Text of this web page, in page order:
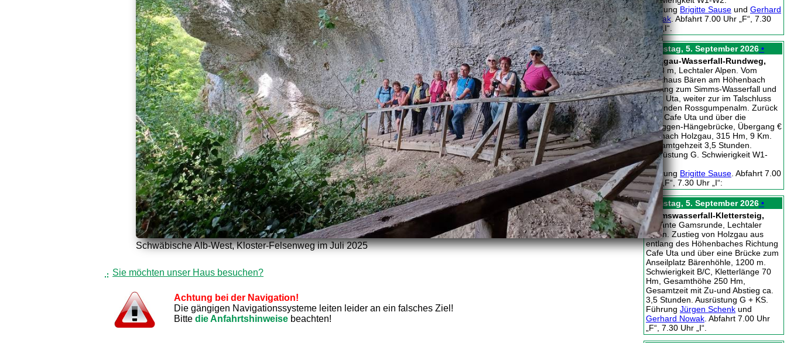
Führung Brigitte Sause und Gerhard
Nowak . Abfahrt 7.00 Uhr „F“, 7.30
Uhr „I“.
Samstag, 5. September 2026 •
Holzgau-Wasserfall-Rundweg,
1358 m, Lechtaler Alpen. Vom
Gasthaus Bären am Höhenbach
entlang zum Simms-Wasserfall und
Cafe Uta, weiter zur im Talschluss
liegenden Rossgumpenalm. Zurück
zum Cafe Uta und über die
Schiggen-Hängebrücke, Übergang €
2,-, nach Holzgau, 315 Hm, 9 Km.
Gesamtgehzeit 3,5 Stunden.
Ausrüstung G. Schwierigkeit W1-
W2.
Führung Brigitte Sause . Abfahrt 7.00
Uhr „F“, 7.30 Uhr „I“:
Samstag, 5. September 2026 •
Simmswasserfall-Klettersteig,
Variante Gamsrunde, Lechtaler
Alpen. Zustieg von Holzgau aus
entlang des Höhenbaches Richtung
Cafe Uta und über eine Brücke zum
Anseilplatz Bärenhöhle, 1200 m.
Schwierigkeit B/C, Kletterlänge 70
Hm, Gesamthöhe 250 Hm,
Gesamtzeit mit Zu-und Abstieg ca.
3,5 Stunden. Ausrüstung G + KS.
Führung Jürgen Schenk und
Gerhard Nowak . Abfahrt 7.00 Uhr
„F“, 7.30 Uhr „I“.
Schwäbische Alb-West, Kloster-Felsenweg im Juli 2025
Sie möchten unser Haus besuchen?
Achtung bei der Navigation!
Die gängigen Navigationssysteme leiten leider an ein falsches Ziel!
Bitte die Anfahrtshinweise beachten!